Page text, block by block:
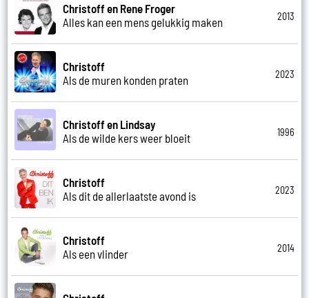
Christoff en Rene Froger
Alles kan een mens gelukkig maken
2013
Christoff
Als de muren konden praten
2023
Christoff en Lindsay
Als de wilde kers weer bloeit
1996
Christoff
Als dit de allerlaatste avond is
2023
Christoff
Als een vlinder
2014